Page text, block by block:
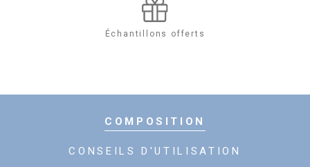
Échantillons offerts
COMPOSITION
CONSEILS D'UTILISATION